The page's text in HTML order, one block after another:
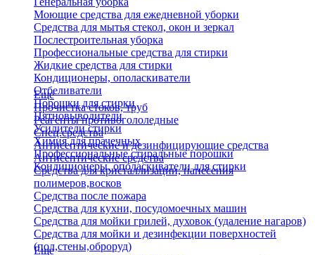
Моющие средства для ежедневной уборки
Средства для мытья стекол, окон и зеркал
Послестроительная уборка
Профессиональные средства для стирки
Жидкие средства для стирки
Кондиционеры, ополаскиватели
Отбеливатели
Порошки для стирки
Пятновыводители
Усилители стирки
Химия для прачечных
Профессиональные стиральные порошки
Кондиционеры, ополаскиватели для стирки
Еще
Прочистка стоков, труб
Реагенты противогололедные
Спец.средства
Антисептические и дезинфицирующие средства
Антисептические средства
Средства для кристаллизации, нанесения
полимеров,восков
Средства после пожара
Средства для кухни, посудомоечных машин
Средства для мойки грилей, духовок (удаление нагаров)
Средства для мойки и дезинфекции поверхностей
(пол,стены,оброруд)
Еще